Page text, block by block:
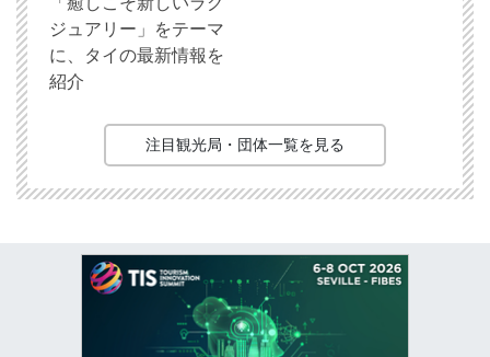
ジュアリー」をテーマ
に、タイの最新情報を
紹介
注目観光局・団体一覧を見る